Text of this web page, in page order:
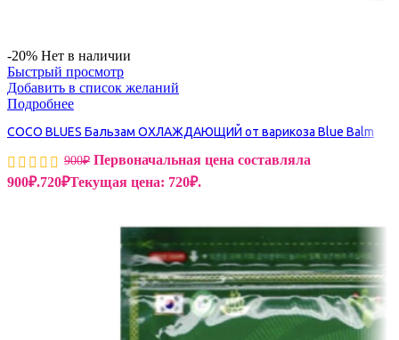
-20% Нет в наличии
Быстрый просмотр
Добавить в список желаний
Подробнее
COCO BLUES Бальзам ОХЛАЖДАЮЩИЙ от варикоза Blue Balm
900₽ Первоначальная цена составляла
900₽.720₽Текущая цена: 720₽.